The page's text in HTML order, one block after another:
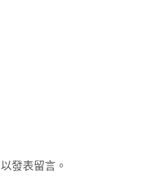
以發表留言。